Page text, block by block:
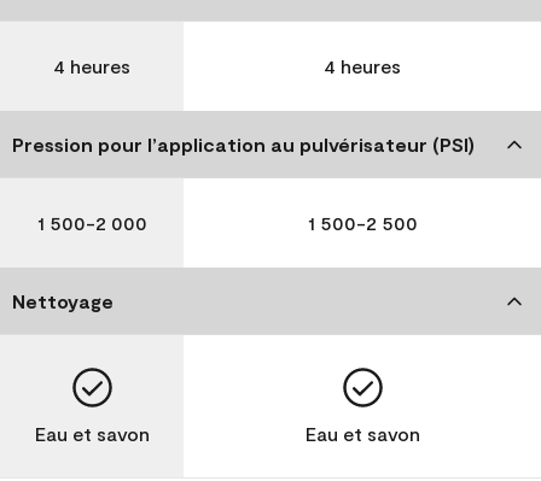
4 heures 4 heures
Pression pour l’application au pulvérisateur (PSI)
1 500-2 000 1 500-2 500
Nettoyage
Eau et savon Eau et savon